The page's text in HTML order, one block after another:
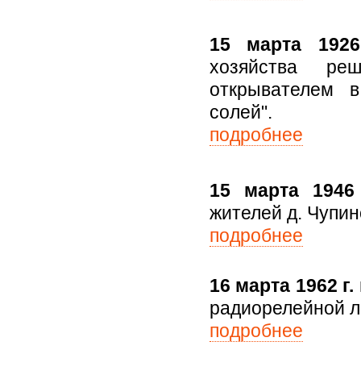
15 марта
хозяйства
открывателем
солей".
подробнее
15 марта 1946
жителей д.
подробнее
16 марта 1962 г.
радиорелейной
подробнее